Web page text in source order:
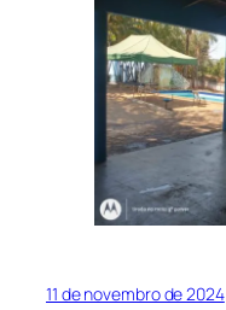
11 de novembro de 2024